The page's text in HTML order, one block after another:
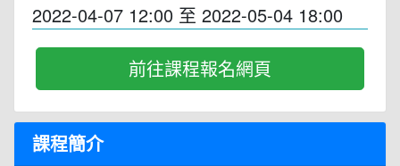
2022-04-07 12:00 至 2022-05-04 18:00
前往課程報名網頁
課程簡介